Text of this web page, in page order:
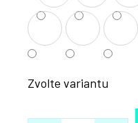
Zvolte variantu